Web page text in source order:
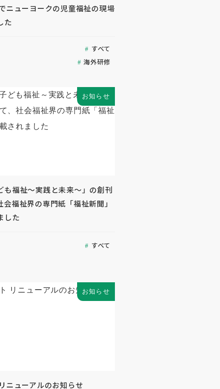
ニューヨークの児童福祉の現場
た
すべて
海外研修
お知らせ
も福祉～実践と未来～」の創刊
会福祉界の専門紙「福祉新聞」
した
すべて
お知らせ
ニューアルのお知らせ